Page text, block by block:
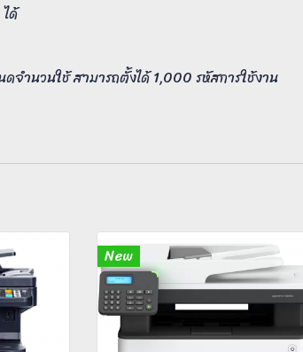
ด้
ำนวนใช้ สามารถตั้งได้ 1,000 รหัสการใช้งาน
New